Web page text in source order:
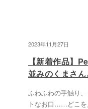
2023年11月27日
【新着作品】
並みのくまさ
ふわふわの手触り
トなお口……どこを